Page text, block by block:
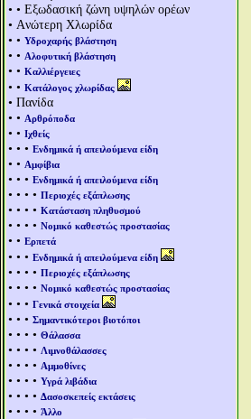
• • Εξωδασική ζώνη υψηλών ορέων
• Aνώτερη Χλωρίδα
• • Υδροχαρής βλάστηση
• • Αλοφυτική βλάστηση
• • Καλλιέργειες
• • Κατάλογος χλωρίδας
• Πανίδα
• • Αρθρόποδα
• • Ιχθείς
• • • Ενδημικά ή απειλούμενα είδη
• • Αμφίβια
• • • Ενδημικά ή απειλούμενα είδη
• • • • Περιοχές εξάπλωσης
• • • • Κατάσταση πληθυσμού
• • • • Νομικό καθεστώς προστασίας
• • Ερπετά
• • • Ενδημικά ή απειλούμενα είδη
• • • • Περιοχές εξάπλωσης
• • • • Νομικό καθεστώς προστασίας
• • • Γενικά στοιχεία
• • • Σημαντικότεροι βιοτόποι
• • • • Θάλασσα
• • • • Λιμνοθάλασσες
• • • • Αμμοθίνες
• • • • Υγρά λιβάδια
• • • • Δασοσκεπείς εκτάσεις
• • • • Άλλο